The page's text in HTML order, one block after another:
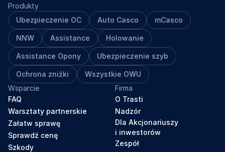
Produkty
Ubezpieczenie OC
Auto Casco mCasco
NNW Assistance Holowanie
Assistance Opony Ubezpieczenie szyb
Ochrona zniżki
Wszystkie OWU
Wsparcie
FAQ
Warsztaty partnerskie
Załatw sprawę
Sprawdź cenę
Szkody
Firma
O Trasti
Nadzór
Dla Akcjonariuszy
i inwestorów
Zespół